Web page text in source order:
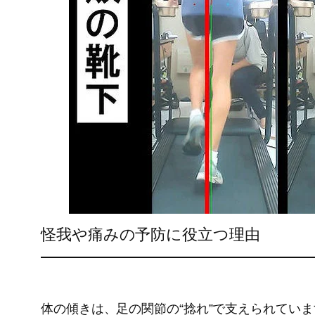
怪我や痛みの予防に役立つ理由
体の傾きは、足の関節の“捻れ”で支えられてい